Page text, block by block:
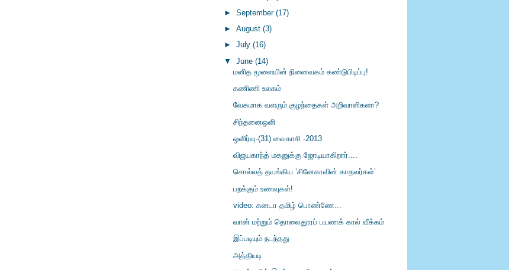
► September (17)
► August (3)
► July (16)
▼ June (14)
மனித மூளையின் நினைவகம் கண்டுபிடிப்பு!
கணிணி உலகம்
வேகமாக வளரும் குழந்தைகள் அறிவாளிகளா?
சிந்தனைஒளி
ஒளிர்வு-(31) வைகாசி -2013
விஜயகாந்த் மகனுக்கு ஜோடியாகிறார்....
சொல்லத் தயங்கிய ‘சினேகாவின் காதலர்கள்’
பறக்கும் உணவுகள்!
video: கனடா தமிழ் பொண்ணே...
வான் மற்றும் தொலைதூரப் பயணக் கால் வீக்கம்
இப்படியும் நடந்தது
அத்தியடி